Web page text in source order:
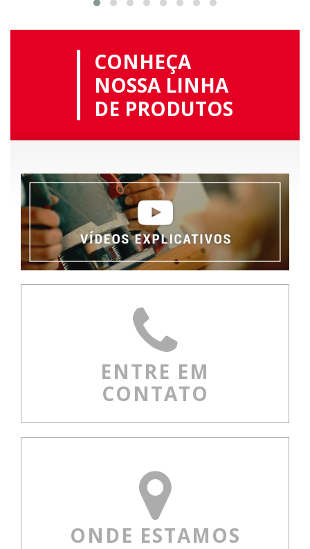
CONHEÇA
NOSSA LINHA
DE PRODUTOS
ENTRE EM
CONTATO
ONDE ESTAMOS